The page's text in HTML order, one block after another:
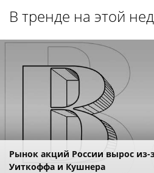
В тренде на этой
Рынок акций России вырос
Уиткоффа и Кушнера